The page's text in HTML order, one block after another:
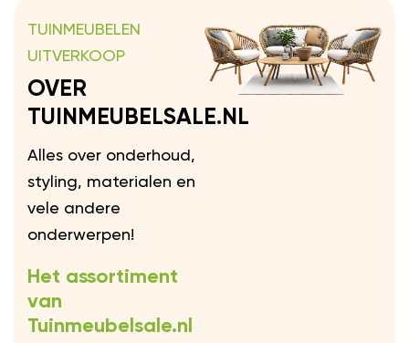
TUINMEUBELEN
UITVERKOOP
OVER
TUINMEUBELSALE.NL
Alles over onderhoud,
styling, materialen en
vele andere
onderwerpen!
Het assortiment
van
Tuinmeubelsale.nl